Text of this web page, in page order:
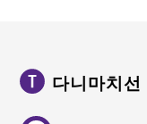
다니마치선